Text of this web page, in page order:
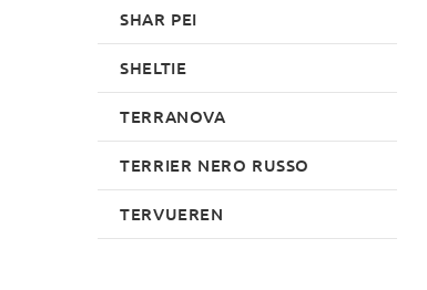
SHAR PEI
SHELTIE
TERRANOVA
TERRIER NERO RUSSO
TERVUEREN